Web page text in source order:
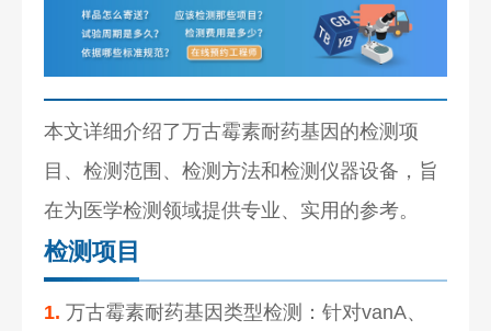
本文详细介绍了万古霉素耐药基因的检测项
目、检测范围、检测方法和检测仪器设备，旨
在为医学检测领域提供专业、实用的参考。
检测项目
1. 万古霉素耐药基因类型检测：针对vanA、